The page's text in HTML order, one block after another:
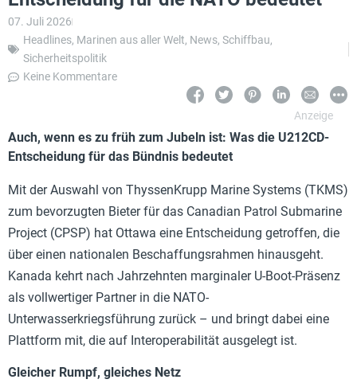
07. Juli 2026
Headlines, Marinen aus aller Welt, News, Schiffbau,
Sicherheitspolitik
Keine Kommentare
Auch, wenn es zu früh zum Jubeln ist: Was die U212CD-
Entscheidung für das Bündnis bedeutet
Mit der Auswahl von ThyssenKrupp Marine Systems (TKMS)
zum bevorzugten Bieter für das Canadian Patrol Submarine
Project (CPSP) hat Ottawa eine Entscheidung getroffen, die
über einen nationalen Beschaffungsrahmen hinausgeht.
Kanada kehrt nach Jahrzehnten marginaler U-Boot-Präsenz
als vollwertiger Partner in die NATO-
Unterwasserkriegsführung zurück – und bringt dabei eine
Plattform mit, die auf Interoperabilität ausgelegt ist.
Gleicher Rumpf, gleiches Netz